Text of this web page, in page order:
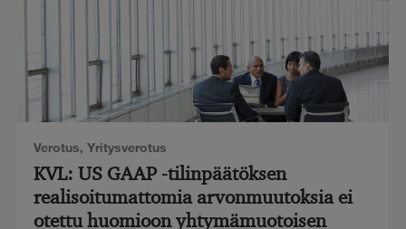
Verotus, Yritysverotus
KVL: US GAAP -tilinpäätöksen
realisoitumattomia arvonmuutoksia ei
otettu huomioon yhtymämuotoisen